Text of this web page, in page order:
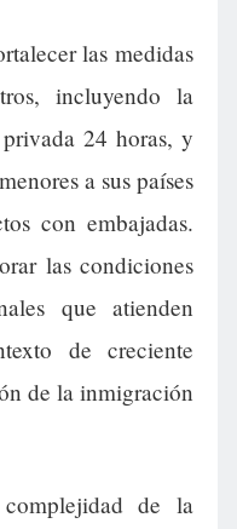
las medidas
incluyendo la
24 horas, y
a sus países
con embajadas.
las condiciones
que atienden
de creciente
de la inmigración
de la